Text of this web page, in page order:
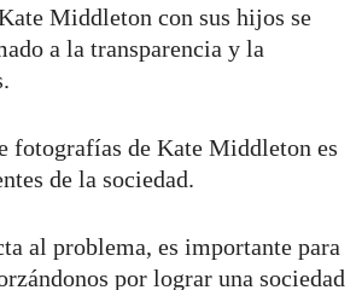
Middleton con sus hijos se
a la transparencia y la
fotografías de Kate Middleton es
de la sociedad.
al problema, es importante para
por lograr una sociedad